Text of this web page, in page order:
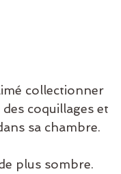
collectionner
coquillages et
sa chambre.
plus sombre.